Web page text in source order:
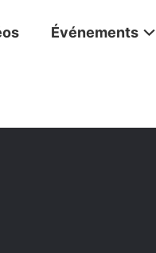
Événements
Des Pièces 31Q8-